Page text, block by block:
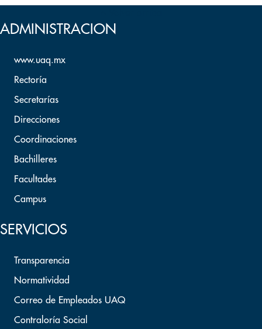
ADMINISTRACION
www.uaq.mx
Rectoría
Secretarías
Direcciones
Coordinaciones
Bachilleres
Facultades
Campus
SERVICIOS
Transparencia
Normatividad
Correo de Empleados UAQ
Contraloría Social